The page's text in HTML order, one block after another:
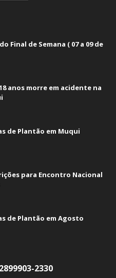
Final de Semana ( 07 a 09 de
anos morre em acidente na
de Plantão em Muqui
para Encontro Nacional
de Plantão em Agosto
2330